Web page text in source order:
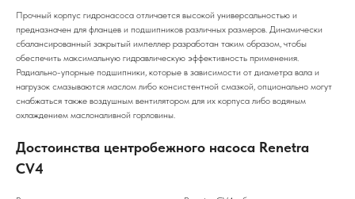
Прочный корпус гидронасоса отличается высокой универсальностью и
предназначен для фланцев и подшипников различных размеров. Динамически
сбалансированный закрытый импеллер разработан таким образом, чтобы
обеспечить максимальную гидравлическую эффективность применения.
Радиально-упорные подшипники, которые в зависимости от диаметра вала и
нагрузок смазываются маслом либо консистентной смазкой, опционально могут
снабжаться также воздушным вентилятором для их корпуса либо водяным
охлаждением маслоналивной горловины.
Достоинства центробежного насоса Renetra
CV4